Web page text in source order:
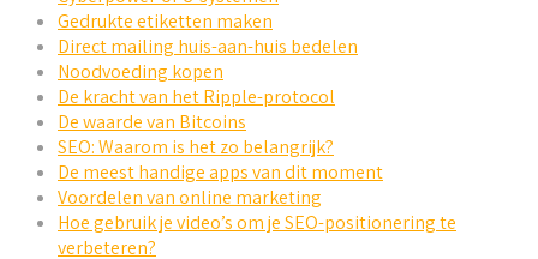
Gedrukte etiketten maken
Direct mailing huis-aan-huis bedelen
Noodvoeding kopen
De kracht van het Ripple-protocol
De waarde van Bitcoins
SEO: Waarom is het zo belangrijk?
De meest handige apps van dit moment
Voordelen van online marketing
Hoe gebruik je video’s om je SEO-positionering te
verbeteren?